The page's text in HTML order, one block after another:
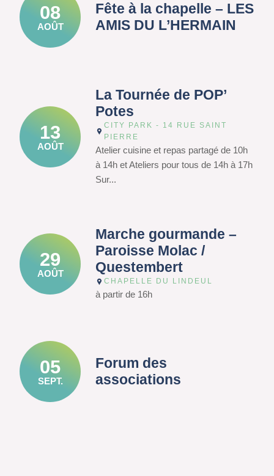
08
AOÛT
Fête à la chapelle – LES
AMIS DU L’HERMAIN
13
AOÛT
La Tournée de POP’
Potes
CITY PARK - 14 RUE SAINT
PIERRE
Atelier cuisine et repas partagé de 10h
à 14h et Ateliers pour tous de 14h à 17h
Sur...
29
AOÛT
Marche gourmande –
Paroisse Molac /
Questembert
CHAPELLE DU LINDEUL
à partir de 16h
05
SEPT.
Forum des
associations